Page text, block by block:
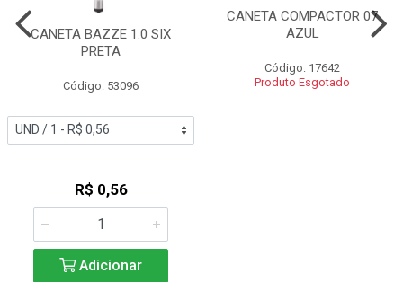
CANETA BAZZE 1.0 SIX
PRETA
Código: 53096
R$ 0,56
Adicionar
CANETA COMPACTOR 07
AZUL
Código: 17642
Produto Esgotado